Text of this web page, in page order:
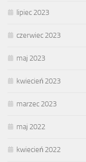
lipiec 2023
czerwiec 2023
maj 2023
kwiecień 2023
marzec 2023
maj 2022
kwiecień 2022